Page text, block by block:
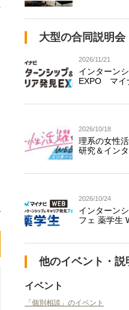
大型の合同説明会
2026/11/21
インターン
EXPO マイ
2026/10/18
理系の女性
研究＆イン
2026/10/24
インターン
フェ 薬学生
他のイベント・説
イベント
「個別相談」のイベント